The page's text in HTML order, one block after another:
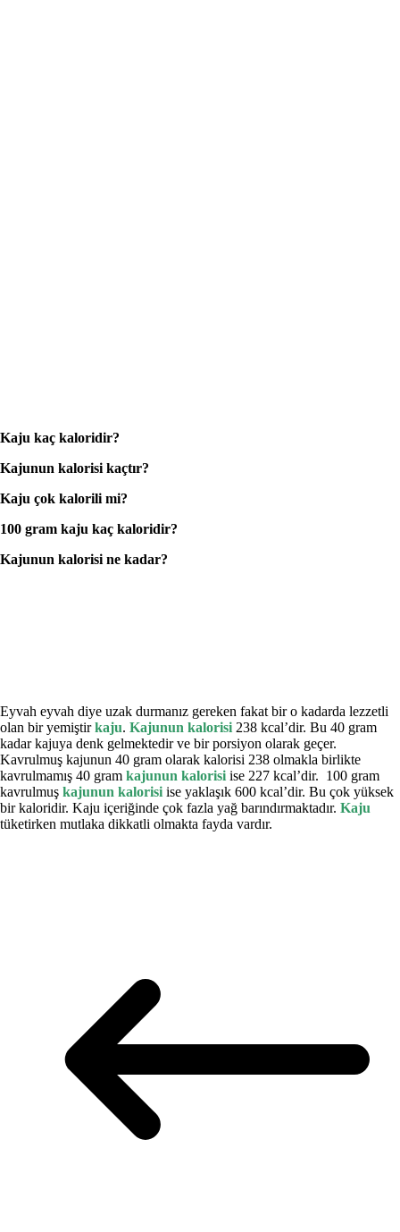
Kaju kaç kaloridir?
Kajunun kalorisi kaçtır?
Kaju çok kalorili mi?
100 gram kaju kaç kaloridir?
Kajunun kalorisi ne kadar?
Eyvah eyvah diye uzak durmanız gereken fakat bir o kadarda lezzetli
olan bir yemiştirkaju. Kajunun kalorisi 238 kcal’dir. Bu 40 gram
kadar kajuya denk gelmektedir ve bir porsiyon olarak geçer.
Kavrulmuş kajunun 40 gram olarak kalorisi 238 olmakla birlikte
kavrulmamış 40 gram kajunun kalorisi ise 227 kcal’dir. 100 gram
kavrulmuş kajunun kalorisi ise yaklaşık 600 kcal’dir. Bu çok yüksek
bir kaloridir. Kaju içeriğinde çok fazla yağ barındırmaktadır. Kaju
tüketirken mutlaka dikkatli olmakta fayda vardır.